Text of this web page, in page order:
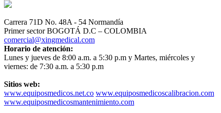
Carrera 71D No. 48A - 54 Normandía
Primer sector BOGOTÁ D.C – COLOMBIA
comercial@xingmedical.com
Horario de atención:
Lunes y jueves de 8:00 a.m. a 5:30 p.m y Martes, miércoles y
viernes: de 7:30 a.m. a 5:30 p.m
Sitios web:
www.equiposmedicos.net.co www.equiposmedicoscalibracion.com
www.equiposmedicosmantenimiento.com